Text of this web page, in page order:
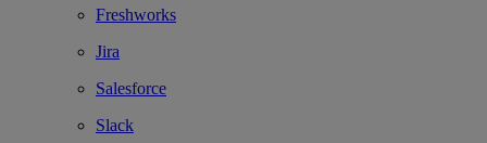
Freshworks
Jira
Salesforce
Slack